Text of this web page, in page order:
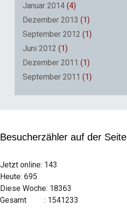
Januar 2014 (4)
Dezember 2013 (1)
September 2012 (1)
Juni 2012 (1)
Dezember 2011 (1)
September 2011 (1)
Besucherzähler auf der Seite
Jetzt online: 143
Heute: 695
Diese Woche: 18363
Gesamt : 1541233